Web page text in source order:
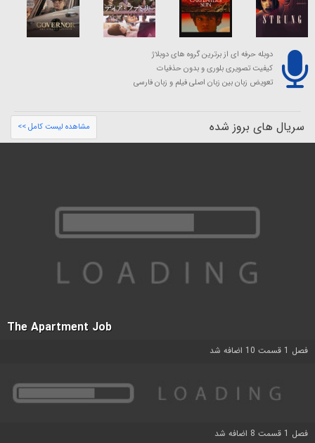
دوبله حرفه ای از برترین گروه های دوبلاژ
کیفیت تصویری بلوری و بدون حذفیات
تعویض زبان بین زبان اصلی فیلم و زبان فارسی
سریال های بروز شده مشاهده لیست کامل >>
The Apartment Job
فصل 1 قسمت 10 اضافه شد
فصل 1 قسمت 8 اضافه شد